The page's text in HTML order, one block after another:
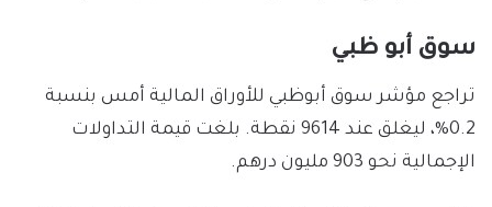
سوق أبو ظبي
تراجع مؤشر سوق أبوظبي للأوراق المالية أمس بنسبة
0.2%، ليغلق عند 9614 نقطة. بلغت قيمة التداولات
الإجمالية نحو 903 مليون درهم.